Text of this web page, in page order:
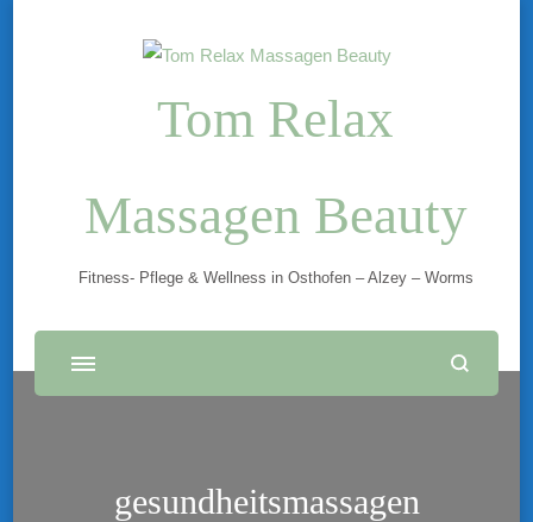
Tom Relax
Massagen Beauty
Fitness- Pflege & Wellness in Osthofen – Alzey – Worms
gesundheitsmassagen